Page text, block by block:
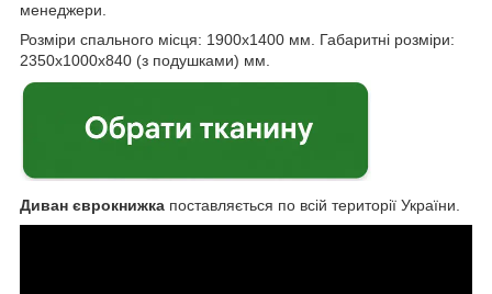
менеджери.
Розміри спального місця: 1900х1400 мм. Габаритні розміри:
2350х1000х840 (з подушками) мм.
Диван єврокнижка поставляється по всій території України.